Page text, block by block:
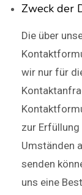
Zweck der
Die über
wir nur für
zur
Umständen
senden
uns eine